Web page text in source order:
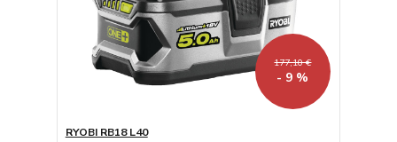
177,10 €
- 9 %
RYOBI RB18 L40